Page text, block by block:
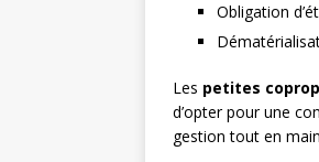
Obligation
Les petites
d’opter pour une
gestion tout en